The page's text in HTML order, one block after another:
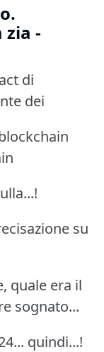
zia -
di
dei
su
quale era il
sognato...
quindi...!